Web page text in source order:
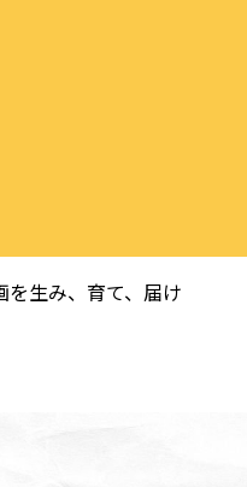
生み、育て、届け